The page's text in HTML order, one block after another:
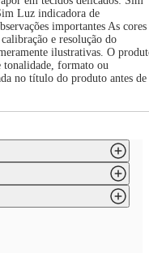
Luz indicadora de
importantes As cores
e resolução do
ilustrativas. O
tonalidade, formato ou
no título do produto antes de